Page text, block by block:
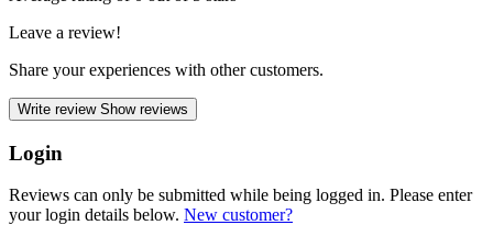
Leave a review!
Share your experiences with other customers.
Write review Show reviews
Login
Reviews can only be submitted while being logged in. Please enter
your login details below. New customer?